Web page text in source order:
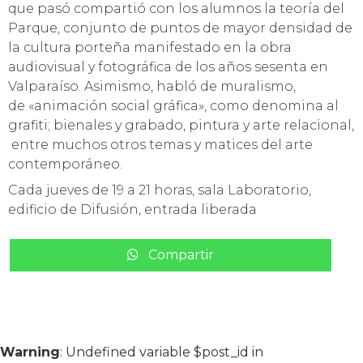
que pasó compartió con los alumnos la teoría del
Parque, conjunto de puntos de mayor densidad de
la cultura porteña manifestado en la obra
audiovisual y fotográfica de los años sesenta en
Valparaíso. Asimismo, habló de muralismo,
de «animación social gráfica», como denomina al
grafiti; bienales y grabado, pintura y arte relacional,
entre muchos otros temas y matices del arte
contemporáneo.
Cada jueves de 19 a 21 horas, sala Laboratorio,
edificio de Difusión, entrada liberada
Compartir
Warning: Undefined variable $post_id in